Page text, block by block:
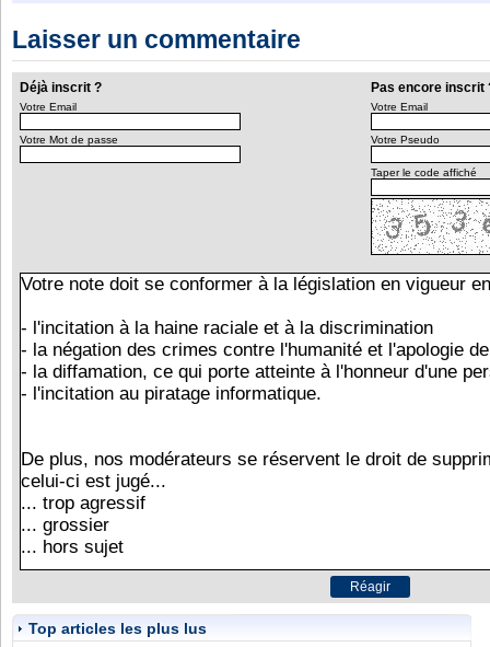
Laisser un commentaire
Déjà inscrit ? Pas encore inscrit
Votre Email
Votre Mot de passe
Votre Email
Votre Pseudo
Taper le code affiché
Top articles les plus lus